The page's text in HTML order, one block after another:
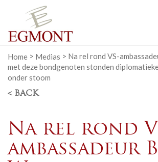
Home > Medias > Na rel rond VS-
met deze bondgenoten stonden
onder stoom
< BACK
Na rel rond
ambassadeur